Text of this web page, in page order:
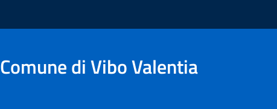
Comune di Vibo Valentia